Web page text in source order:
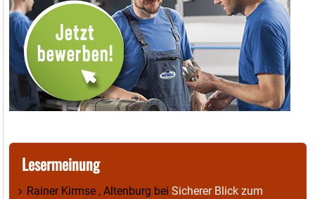
Lesermeinung
Rainer Kirmse , Altenburg bei Sicherer Blick zum